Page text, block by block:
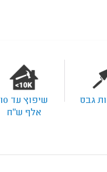
גבס
שיפוץ עד 10
אלף ש"ח